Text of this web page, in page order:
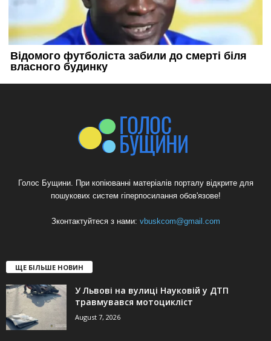
Голос Бущини. При копіюванні матеріалів порталу відкрите для
пошукових систем гіперпосилання обов'язове!
Зконтактуйтеся з нами: vbuskcom@gmail.com
ЩЕ БІЛЬШЕ НОВИН
У Львові на вулиці Науковій у ДТП
травмувався мотоцикліст
August 7, 2026